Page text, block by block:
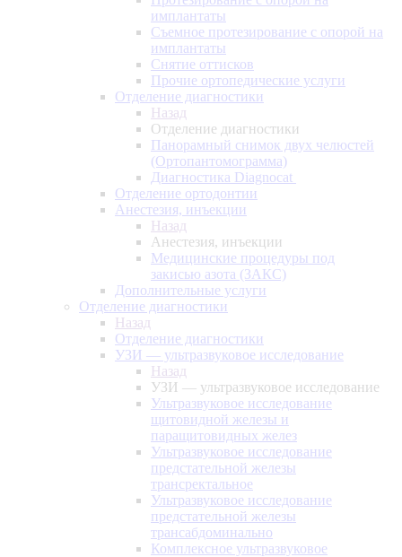
имплантаты
Съемное протезирование с опорой на
имплантаты
Снятие оттисков
Прочие ортопедические услуги
Отделение диагностики
Назад
Отделение диагностики
Панорамный снимок двух челюстей
(Ортопантомограмма)
Диагностика Diagnocat
Отделение ортодонтии
Анестезия, инъекции
Назад
Анестезия, инъекции
Медицинские процедуры под
закисью азота (ЗАКС)
Дополнительные услуги
Отделение диагностики
Назад
Отделение диагностики
УЗИ — ультразвуковое исследование
Назад
УЗИ — ультразвуковое исследование
Ультразвуковое исследование
щитовидной железы и
паращитовидных желез
Ультразвуковое исследование
предстательной железы
трансректальное
Ультразвуковое исследование
предстательной железы
трансабдоминально
Комплексное ультразвуковое